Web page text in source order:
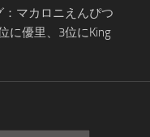
マカロニえんぴつ
に優里、3位にKing